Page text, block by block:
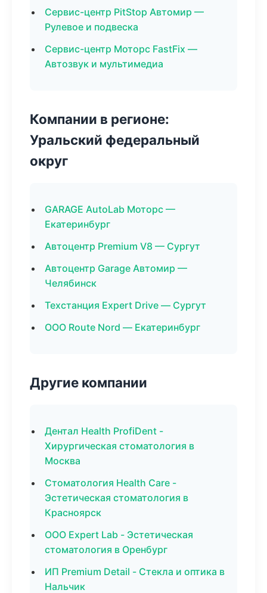
Сервис-центр PitStop Автомир —
Рулевое и подвеска
Сервис-центр Моторс FastFix —
Автозвук и мультимедиа
Компании в регионе:
Уральский федеральный
округ
GARAGE AutoLab Моторс —
Екатеринбург
Автоцентр Premium V8 — Сургут
Автоцентр Garage Автомир —
Челябинск
Техстанция Expert Drive — Сургут
ООО Route Nord — Екатеринбург
Другие компании
Дентал Health ProfiDent -
Хирургическая стоматология в
Москва
Стоматология Health Care -
Эстетическая стоматология в
Красноярск
ООО Expert Lab - Эстетическая
стоматология в Оренбург
ИП Premium Detail - Стекла и оптика в
Нальчик